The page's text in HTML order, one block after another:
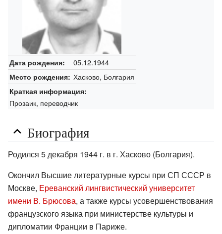
Дата рождения: 05.12.1944
Место рождения: Хасково, Болгария
Краткая информация:
Прозаик, переводчик
Биография
Родился 5 декабря 1944 г. в г. Хасково (Болгария).
Окончил Высшие литературные курсы при СП СССР в
Москве, Ереванский лингвистический университет
имени В. Брюсова, а также курсы усовершенствования
французского языка при министерстве культуры и
дипломатии Франции в Париже.